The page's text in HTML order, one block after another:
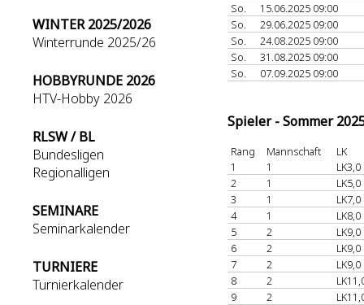
WINTER 2025/2026
Winterrunde 2025/26
HOBBYRUNDE 2026
HTV-Hobby 2026
RLSW / BL
Bundesligen
Regionalligen
SEMINARE
Seminarkalender
TURNIERE
Turnierkalender
So.
15.06.2025 09:00
So.
29.06.2025 09:00
So.
24.08.2025 09:00
So.
31.08.2025 09:00
So.
07.09.2025 09:00
Spieler - Sommer
Rang Mannschaft
LK
1
1
LK3,0
2
1
LK5,0
3
1
LK7,0
4
1
LK8,0
5
2
LK9,0
6
2
LK9,0
7
2
LK9,0
8
2
9
2